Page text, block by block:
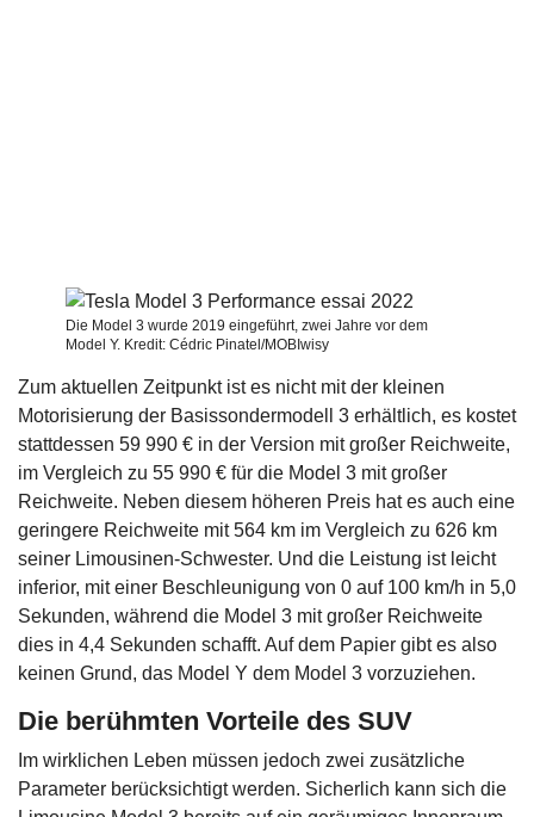
Die Model 3 wurde 2019 eingeführt, zwei Jahre vor dem
Model Y. Kredit: Cédric Pinatel/MOBIwisy
Zum aktuellen Zeitpunkt ist es nicht mit der kleinen
Motorisierung der Basissondermodell 3 erhältlich, es kostet
stattdessen 59 990 € in der Version mit großer Reichweite,
im Vergleich zu 55 990 € für die Model 3 mit großer
Reichweite. Neben diesem höheren Preis hat es auch eine
geringere Reichweite mit 564 km im Vergleich zu 626 km
seiner Limousinen-Schwester. Und die Leistung ist leicht
inferior, mit einer Beschleunigung von 0 auf 100 km/h in 5,0
Sekunden, während die Model 3 mit großer Reichweite
dies in 4,4 Sekunden schafft. Auf dem Papier gibt es also
keinen Grund, das Model Y dem Model 3 vorzuziehen.
Die berühmten Vorteile des SUV
Im wirklichen Leben müssen jedoch zwei zusätzliche
Parameter berücksichtigt werden. Sicherlich kann sich die